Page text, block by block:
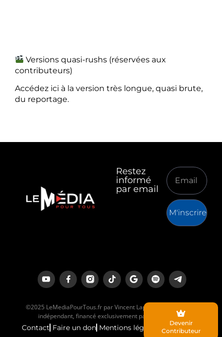
Versions quasi-rushs (réservées aux
contributeurs)
Accédez ici à la version très longue, quasi brute,
du reportage.
Restez
informé
par email
M'inscrire
©2025 LeMediaPourTous.fr par Vincent Lapierre est un média
indépendant, financé exclusivement par ses lecteurs.
Contact Faire un don Mentions légales
Devenir
Contributeur